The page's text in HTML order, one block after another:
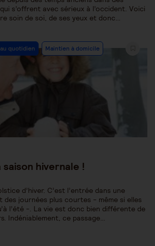
s’offrent avec sérieux à l’occident. Voici
soin de soi, de ses yeux et donc…
quotidien Maintien à domicile
hivernale !
d’hiver. C’est l’entrée dans une
des journées plus courtes - même si elles
l’été -. La vie est donc bien différente de
Indéniablement, ce passage…